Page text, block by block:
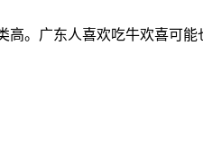
。广东人喜欢吃牛欢喜可能